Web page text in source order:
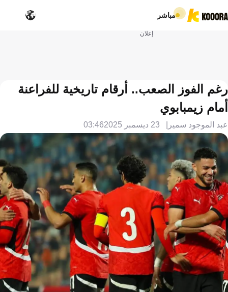
مباشر
إعلان
رغم الفوز الصعب.. أرقام تاريخية للفراعنة
أمام زيمبابوي
عبد الموجود سمير 23 ديسمبر 2025 03:46